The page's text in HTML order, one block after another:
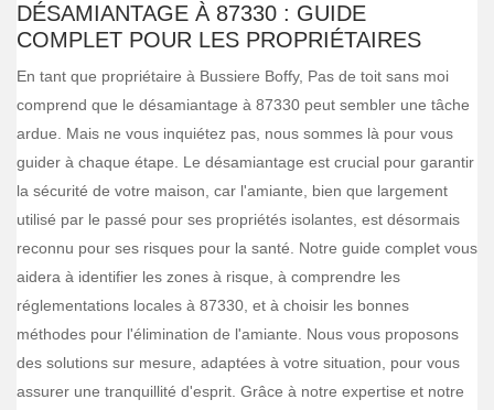
DÉSAMIANTAGE À 87330 : GUIDE
COMPLET POUR LES PROPRIÉTAIRES
En tant que propriétaire à Bussiere Boffy, Pas de toit sans moi
comprend que le désamiantage à 87330 peut sembler une tâche
ardue. Mais ne vous inquiétez pas, nous sommes là pour vous
guider à chaque étape. Le désamiantage est crucial pour garantir
la sécurité de votre maison, car l'amiante, bien que largement
utilisé par le passé pour ses propriétés isolantes, est désormais
reconnu pour ses risques pour la santé. Notre guide complet vous
aidera à identifier les zones à risque, à comprendre les
réglementations locales à 87330, et à choisir les bonnes
méthodes pour l'élimination de l'amiante. Nous vous proposons
des solutions sur mesure, adaptées à votre situation, pour vous
assurer une tranquillité d'esprit. Grâce à notre expertise et notre